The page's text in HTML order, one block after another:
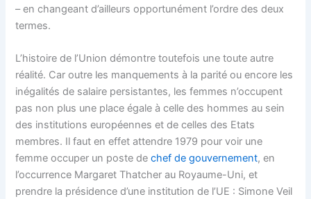
– en changeant d’ailleurs opportunément l’ordre des deux
termes.
L’histoire de l’Union démontre toutefois une toute autre
réalité. Car outre les manquements à la parité ou encore les
inégalités de salaire persistantes, les femmes n’occupent
pas non plus une place égale à celle des hommes au sein
des institutions européennes et de celles des Etats
membres. Il faut en effet attendre 1979 pour voir une
femme occuper un poste dechef de gouvernement, en
l’occurrence Margaret Thatcher au Royaume-Uni, et
prendre la présidence d’une institution de l’UE : Simone Veil